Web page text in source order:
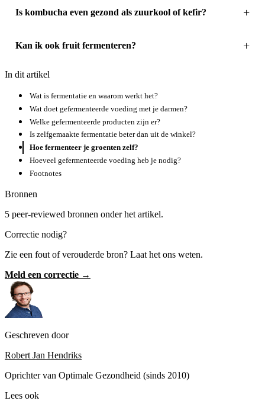
Is kombucha even gezond als zuurkool of kefir?
Kan ik ook fruit fermenteren?
In dit artikel
Wat is fermentatie en waarom werkt het?
Wat doet gefermenteerde voeding met je darmen?
Welke gefermenteerde producten zijn er?
Is zelfgemaakte fermentatie beter dan uit de winkel?
Hoe fermenteer je groenten zelf?
Hoeveel gefermenteerde voeding heb je nodig?
Footnotes
Bronnen
5 peer-reviewed bronnen onder het artikel.
Correctie nodig?
Zie een fout of verouderde bron? Laat het ons weten.
Meld een correctie →
Geschreven door
Robert Jan Hendriks
Oprichter van Optimale Gezondheid (sinds 2010)
Lees ook